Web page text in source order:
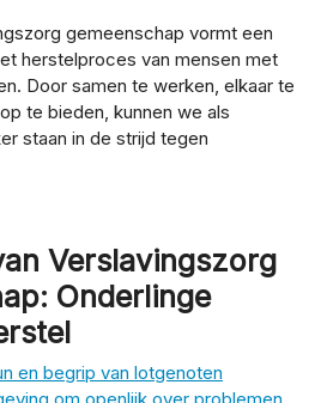
gemeenschap vormt een
herstelproces van mensen met
Door samen te werken, elkaar te
te bieden, kunnen we als
staan in de strijd tegen
Verslavingszorg
Onderlinge
en begrip van lotgenoten
om openlijk over problemen